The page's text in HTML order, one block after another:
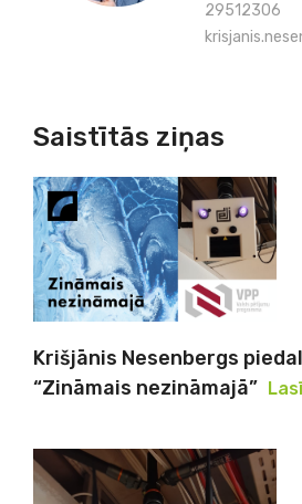
29512306
Saistītās ziņas
Krišjānis Nesenbergs
“Zināmais nezināmajā”